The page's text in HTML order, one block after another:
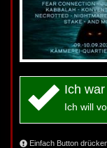
Ich
Ich will
Einfach Button